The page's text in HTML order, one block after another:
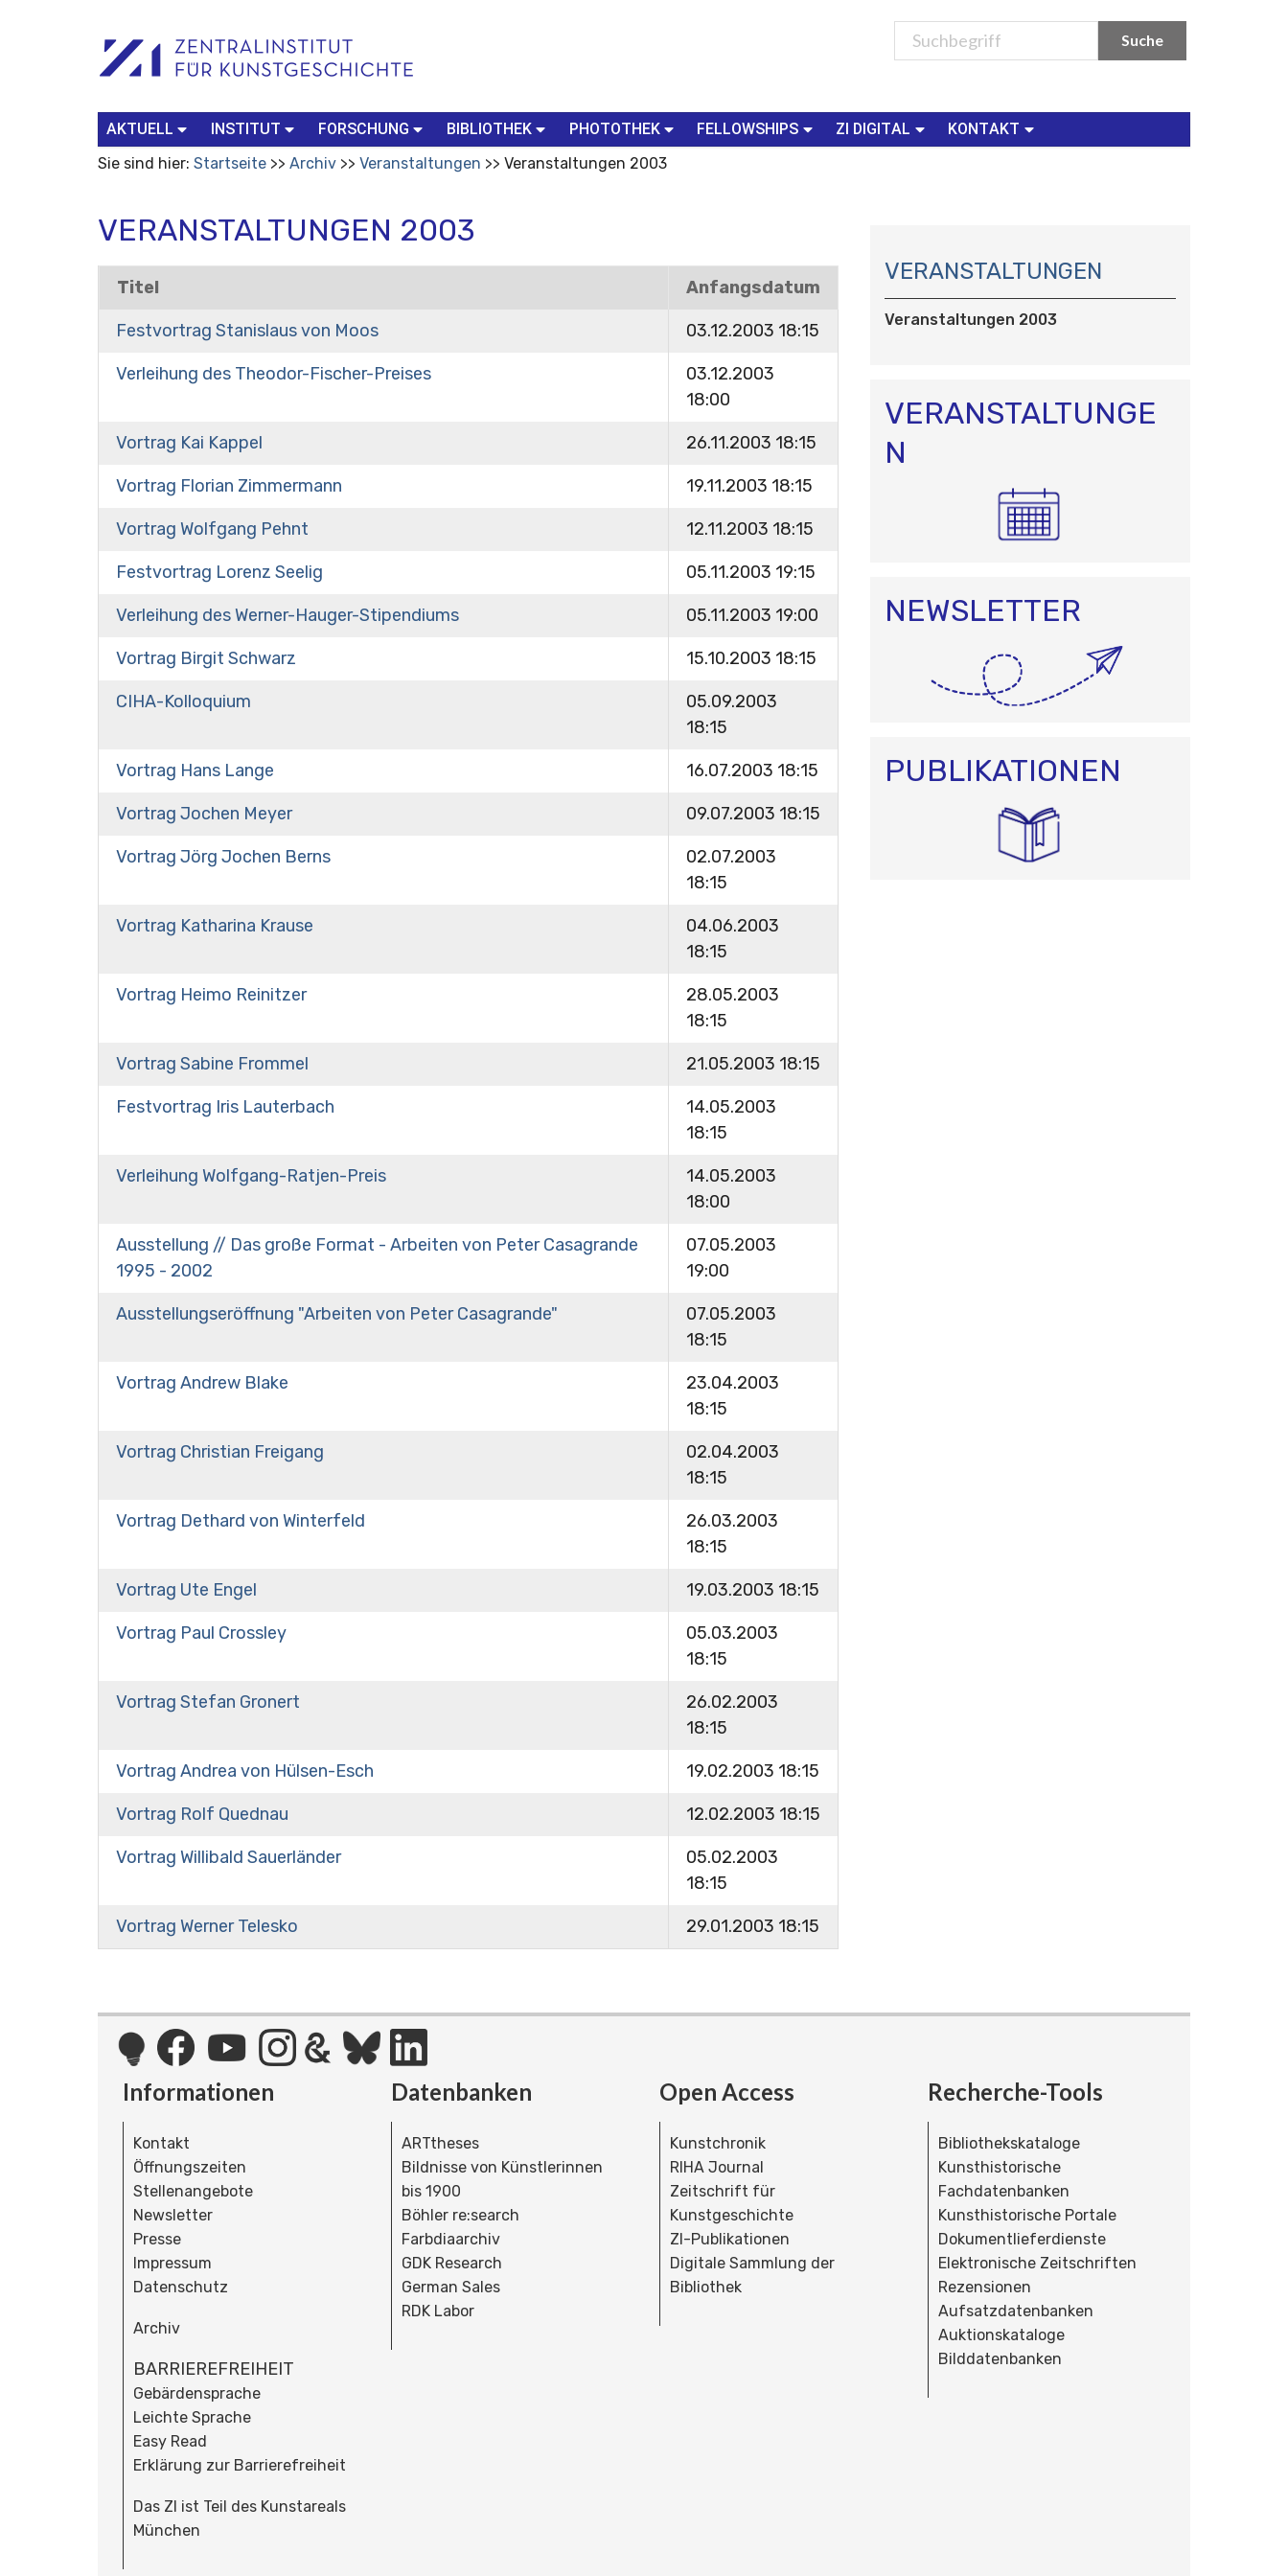
Werkzeuge
Search…
AKTUELL INSTITUT FORSCHUNG BIBLIOTHEK PHOTOTHEK FELLOWSHIPS ZI DIGITAL
KONTAKT
Sie sind hier: Startseite Archiv Veranstaltungen Veranstaltungen 2003
VERANSTALTUNGEN 2003
Titel Anfangsdatum
Festvortrag Stanislaus von Moos 03.12.2003 18:15
Verleihung des Theodor-Fischer-Preises
03.12.2003
18:00
Vortrag Kai Kappel 26.11.2003 18:15
Vortrag Florian Zimmermann 19.11.2003 18:15
Vortrag Wolfgang Pehnt 12.11.2003 18:15
Festvortrag Lorenz Seelig 05.11.2003 19:15
Verleihung des Werner-Hauger-Stipendiums 05.11.2003 19:00
Vortrag Birgit Schwarz 15.10.2003 18:15
CIHA-Kolloquium
05.09.2003
18:15
Vortrag Hans Lange 16.07.2003 18:15
Vortrag Jochen Meyer 09.07.2003 18:15
Vortrag Jörg Jochen Berns
02.07.2003
18:15
Vortrag Katharina Krause
04.06.2003
18:15
Vortrag Heimo Reinitzer
28.05.2003
18:15
Vortrag Sabine Frommel 21.05.2003 18:15
Festvortrag Iris Lauterbach
14.05.2003
18:15
Verleihung Wolfgang-Ratjen-Preis
14.05.2003
18:00
Ausstellung // Das große Format - Arbeiten von Peter Casagrande
1995 - 2002
07.05.2003
19:00
Ausstellungseröffnung "Arbeiten von Peter Casagrande"
07.05.2003
18:15
Vortrag Andrew Blake
23.04.2003
18:15
Vortrag Christian Freigang
02.04.2003
18:15
Vortrag Dethard von Winterfeld
26.03.2003
18:15
Vortrag Ute Engel 19.03.2003 18:15
Vortrag Paul Crossley
05.03.2003
18:15
Vortrag Stefan Gronert
26.02.2003
18:15
Vortrag Andrea von Hülsen-Esch 19.02.2003 18:15
Vortrag Rolf Quednau 12.02.2003 18:15
Vortrag Willibald Sauerländer
05.02.2003
18:15
Vortrag Werner Telesko 29.01.2003 18:15
A
V
I
I
O
N
VERANSTALTUNGEN
Veranstaltungen 2003
VERANSTALTUNGE
N
NEWSLETTER
PUBLIKATIONEN
Informationen
Kontakt
Öffnungszeiten
Stellenangebote
Newsletter
Presse
Impressum
Datenschutz
Archiv
BARRIEREFREIHEIT
Gebärdensprache
Leichte Sprache
Easy Read
Erklärung zur Barrierefreiheit
Das ZI ist Teil des Kunstareals
München
Datenbanken
ARTtheses
Bildnisse von Künstlerinnen
bis 1900
Böhler re:search
Farbdiaarchiv
GDK Research
German Sales
RDK Labor
Open Access
Kunstchronik
RIHA Journal
Zeitschrift für
Kunstgeschichte
ZI-Publikationen
Digitale Sammlung der
Bibliothek
Recherche-Tools
Bibliothekskataloge
Kunsthistorische
Fachdatenbanken
Kunsthistorische Portale
Dokumentlieferdienste
Elektronische Zeitschriften
Rezensionen
Aufsatzdatenbanken
Auktionskataloge
Bilddatenbanken